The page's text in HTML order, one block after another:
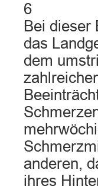
6
Bei dieser
das
dem
anderen,
ihres